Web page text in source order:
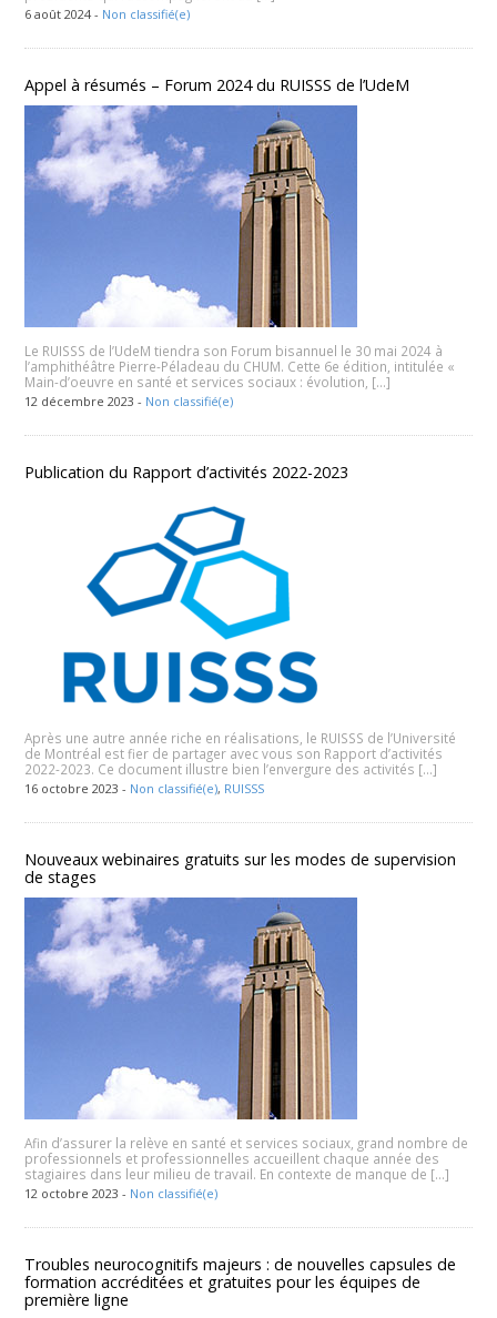
6 août 2024 - Non classifié(e)
Appel à résumés – Forum 2024 du RUISSS de l’UdeM
Le RUISSS de l’UdeM tiendra son Forum bisannuel le 30 mai 2024 à
l’amphithéâtre Pierre-Péladeau du CHUM. Cette 6e édition, intitulée «
Main-d’oeuvre en santé et services sociaux : évolution, […]
12 décembre 2023 - Non classifié(e)
Publication du Rapport d’activités 2022-2023
Après une autre année riche en réalisations, le RUISSS de l’Université
de Montréal est fier de partager avec vous son Rapport d’activités
2022-2023. Ce document illustre bien l’envergure des activités […]
16 octobre 2023 - Non classifié(e), RUISSS
Nouveaux webinaires gratuits sur les modes de supervision
de stages
Afin d’assurer la relève en santé et services sociaux, grand nombre de
professionnels et professionnelles accueillent chaque année des
stagiaires dans leur milieu de travail. En contexte de manque de […]
12 octobre 2023 - Non classifié(e)
Troubles neurocognitifs majeurs : de nouvelles capsules de
formation accréditées et gratuites pour les équipes de
première ligne